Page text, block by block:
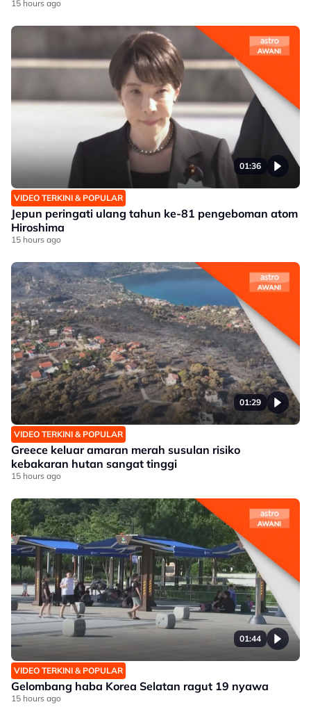
15 hours ago
01:36
VIDEO TERKINI & POPULAR
Jepun peringati ulang tahun ke-81 pengeboman atom
Hiroshima
15 hours ago
01:29
VIDEO TERKINI & POPULAR
Greece keluar amaran merah susulan risiko
kebakaran hutan sangat tinggi
15 hours ago
01:44
VIDEO TERKINI & POPULAR
Gelombang haba Korea Selatan ragut 19 nyawa
15 hours ago